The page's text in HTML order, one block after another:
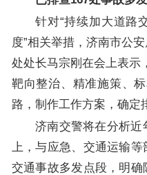
针对“持续加大道路
度”相关举措，济南市公
处处长马宗刚在会上表示
靶向整治、精准施策、
路，制作工作方案，确定
济南交警将在分析近
上，与应急、交通运输
交通事故多发点段，明